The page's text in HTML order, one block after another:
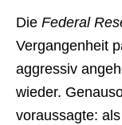
Die Federal
Vergangenheit
aggressiv
wieder.
voraussagte: